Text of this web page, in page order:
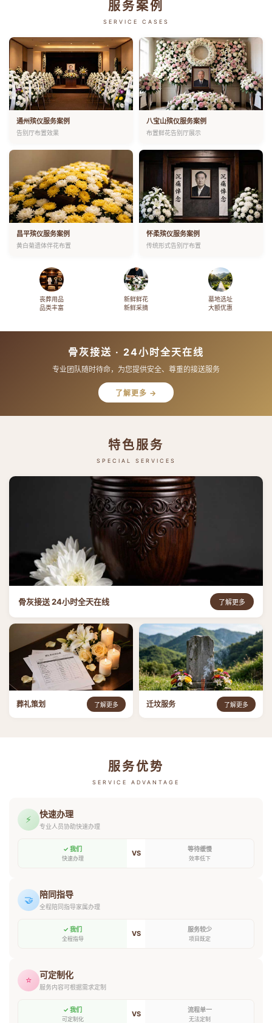
服务案例
SERVICE CASES
通州殡仪服务案例
告别厅布置效果
八宝山殡仪服务案例
布置鲜花告别厅展示
昌平殡仪服务案例
黄白菊遗体伴花布置
怀柔殡仪服务案例
传统形式告别厅布置
丧葬用品
品类丰富
新鲜鲜花
新鲜采摘
墓地选址
大额优惠
骨灰接送 · 24小时全天在线
专业团队随时待命，为您提供安全、尊重的接送服务
了解更多 →
特色服务
SPECIAL SERVICES
骨灰接送 24小时全天在线 了解更多
葬礼策划 了解更多 迁坟服务 了解更多
服务优势
SERVICE ADVANTAGE
⚡ 快速办理
专业人员协助快速办理
✓ 我们
快速办理
VS 等待缓慢
效率低下
🤝 陪同指导
全程陪同指导家属办理
✓ 我们
全程指导
VS 服务较少
项目既定
⭐ 可定制化
服务内容可根据需求定制
✓ 我们
可定制化
VS 流程单一
无法定制